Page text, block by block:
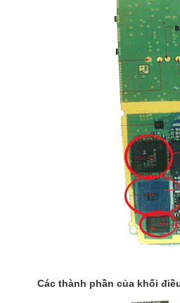
Các thành phần của khối